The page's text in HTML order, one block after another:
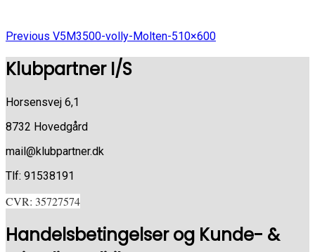
Indlægsnavigation
Previous
Previous V5M3500-volly-Molten-510×600
Klubpartner I/S
Horsensvej 6,1
8732 Hovedgård
mail@klubpartner.dk
Tlf: 91538191
CVR: 35727574
Handelsbetingelser og Kunde- &